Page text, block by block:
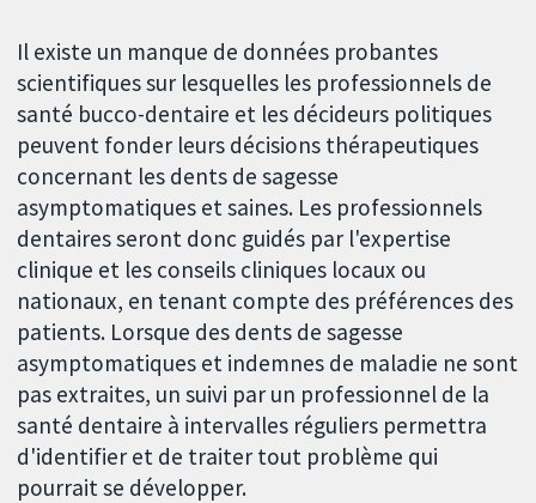
Il existe un manque de données probantes
scientifiques sur lesquelles les professionnels de
santé bucco-dentaire et les décideurs politiques
peuvent fonder leurs décisions thérapeutiques
concernant les dents de sagesse
asymptomatiques et saines. Les professionnels
dentaires seront donc guidés par l'expertise
clinique et les conseils cliniques locaux ou
nationaux, en tenant compte des préférences des
patients. Lorsque des dents de sagesse
asymptomatiques et indemnes de maladie ne sont
pas extraites, un suivi par un professionnel de la
santé dentaire à intervalles réguliers permettra
d'identifier et de traiter tout problème qui
pourrait se développer.